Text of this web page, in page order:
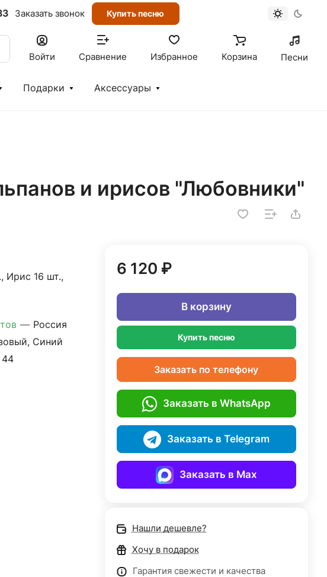
Заказать звонок Купить песню
Войти Сравнение Избранное Корзина Песни
Подарки Аксессуары
и ирисов "Любовники"
Ирис 16 шт.,
— Россия
Синий
44
6 120 ₽
В корзину
Купить песню
Заказать по телефону
Заказать в WhatsApp
Заказать в Telegram
Заказать в Max
Нашли дешевле?
Хочу в подарок
Гарантия свежести и качества